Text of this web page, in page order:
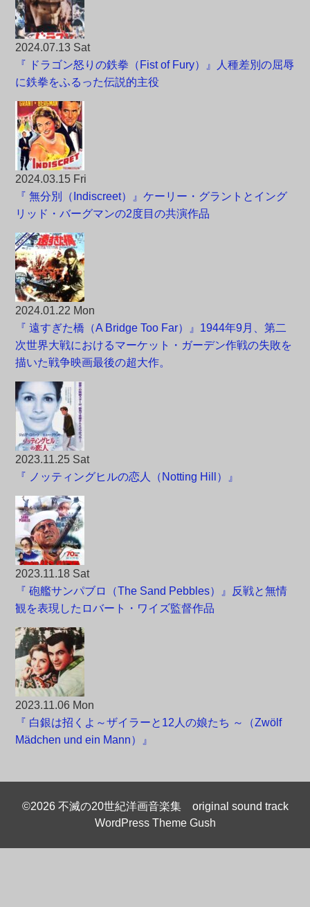
2024.07.13 Sat
『 ドラゴン怒りの鉄拳（Fist of Fury）』人種差別の屈辱
に鉄拳をふるった伝説的主役
2024.03.15 Fri
『 無分別（Indiscreet）』ケーリー・グラントとイング
リッド・バーグマンの2度目の共演作品
2024.01.22 Mon
『 遠すぎた橋（A Bridge Too Far）』1944年9月、第二
次世界大戦におけるマーケット・ガーデン作戦の失敗を
描いた戦争映画最後の超大作。
2023.11.25 Sat
『 ノッティングヒルの恋人（Notting Hill）』
2023.11.18 Sat
『 砲艦サンパブロ（The Sand Pebbles）』反戦と無情
観を表現したロバート・ワイズ監督作品
2023.11.06 Mon
『 白銀は招くよ～ザイラーと12人の娘たち ～（Zwölf
Mädchen und ein Mann）』
©2026 不滅の20世紀洋画音楽集 original sound track
WordPress Theme Gush